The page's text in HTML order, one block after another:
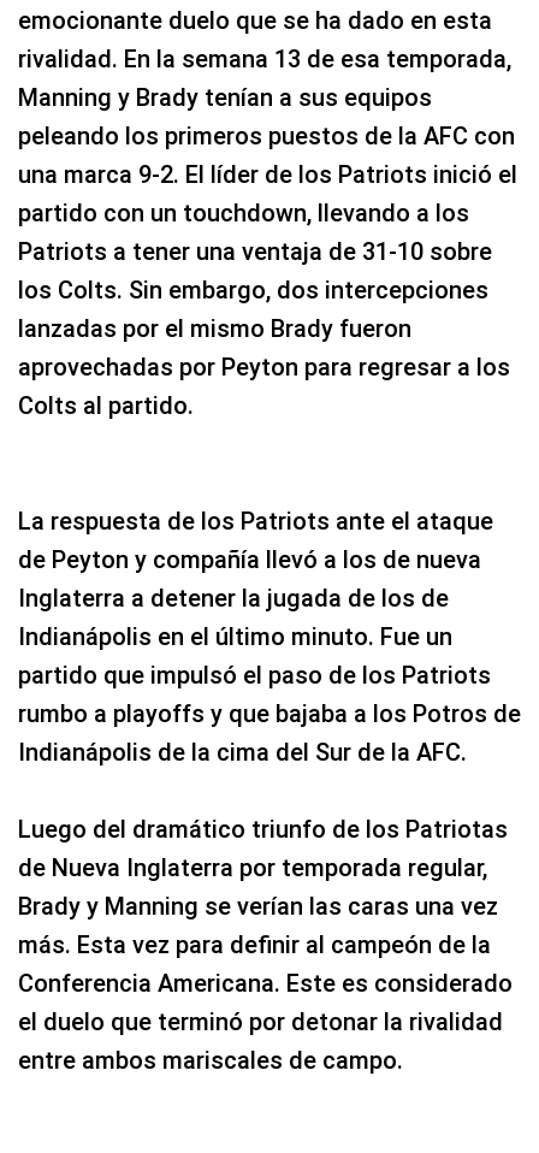
emocionante duelo que se ha dado en esta
rivalidad. En la semana 13 de esa temporada,
Manning y Brady tenían a sus equipos
peleando los primeros puestos de la AFC con
una marca 9-2. El líder de los Patriots inició el
partido con un touchdown, llevando a los
Patriots a tener una ventaja de 31-10 sobre
los Colts. Sin embargo, dos intercepciones
lanzadas por el mismo Brady fueron
aprovechadas por Peyton para regresar a los
Colts al partido.
La respuesta de los Patriots ante el ataque
de Peyton y compañía llevó a los de nueva
Inglaterra a detener la jugada de los de
Indianápolis en el último minuto. Fue un
partido que impulsó el paso de los Patriots
rumbo a playoffs y que bajaba a los Potros de
Indianápolis de la cima del Sur de la AFC.
Luego del dramático triunfo de los Patriotas
de Nueva Inglaterra por temporada regular,
Brady y Manning se verían las caras una vez
más. Esta vez para definir al campeón de la
Conferencia Americana. Este es considerado
el duelo que terminó por detonar la rivalidad
entre ambos mariscales de campo.